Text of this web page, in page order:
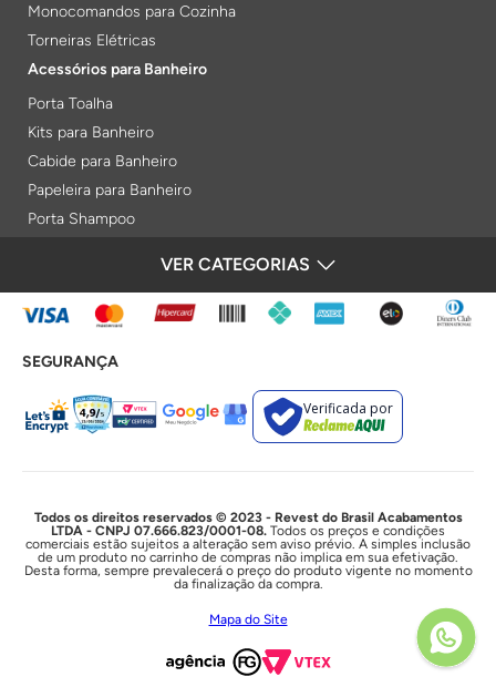
Monocomandos para Cozinha
Torneiras Elétricas
Acessórios para Banheiro
Porta Toalha
Kits para Banheiro
Cabide para Banheiro
Papeleira para Banheiro
Porta Shampoo
Porta Toalha Aquecido
Gabinetes para Banheiro
Lixeiras
Acabamentos e Registros
Bases de Registros
Duchas e Chuveiros
Chuveiros Elétricos
Chuveiros
VER CATEGORIAS
FORMAS DE PAGAMENTO
SEGURANÇA
Verificada por
Todos os direitos reservados © 2023 - Revest do Brasil Acabamentos
LTDA - CNPJ 07.666.823/0001-08. Todos os preços e condições
comerciais estão sujeitos a alteração sem aviso prévio. A simples inclusão
de um produto no carrinho de compras não implica em sua efetivação.
Desta forma, sempre prevalecerá o preço do produto vigente no momento
da finalização da compra.
Mapa do Site